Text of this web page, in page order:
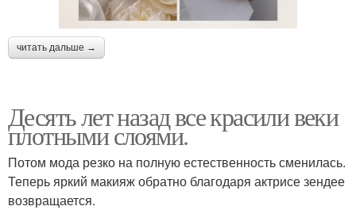
читать дальше →
Десять лет назад все красили веки
плотными слоями.
Потом мода резко на полную естественность сменилась.
Теперь яркий макияж обратно благодаря актрисе зендее
возвращается.